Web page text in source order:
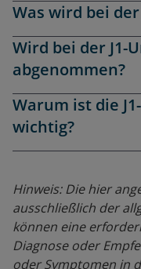
Was wird bei
Wird bei der J1-
abgenommen?
Warum ist die
wichtig?
Hinweis: Die hier
ausschließlich der
können eine
Diagnose oder
oder Symptomen in